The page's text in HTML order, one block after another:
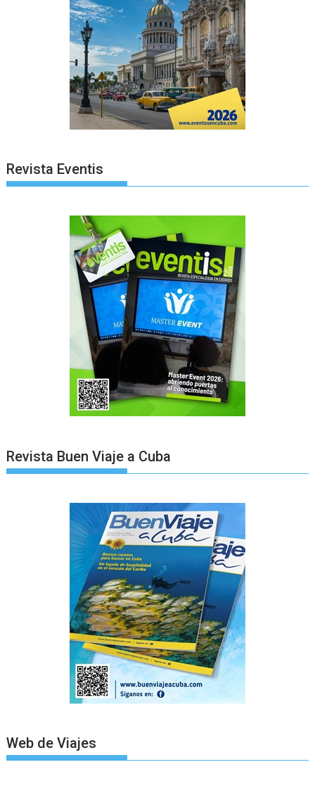
Revista Eventis
Revista Buen Viaje a Cuba
Web de Viajes